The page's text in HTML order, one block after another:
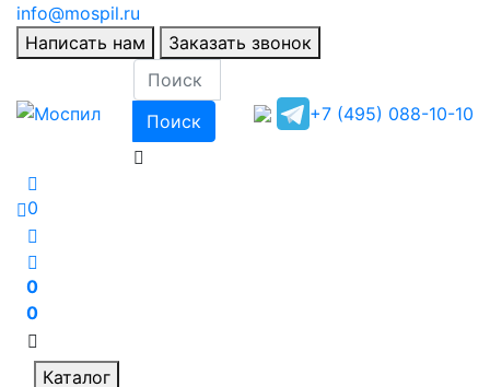
info@mospil.ru
Написать нам
Заказать звонок
Поиск +7 (495) 088-10-10
0
0
0
Каталог